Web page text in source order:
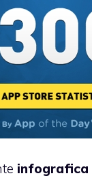
infografica